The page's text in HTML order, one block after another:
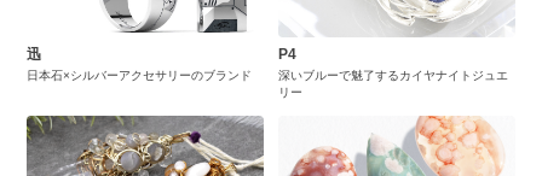
迅
日本石×シルバーアクセサリーのブランド
P4
深いブルーで魅了するカイヤナイトジュエ
リー